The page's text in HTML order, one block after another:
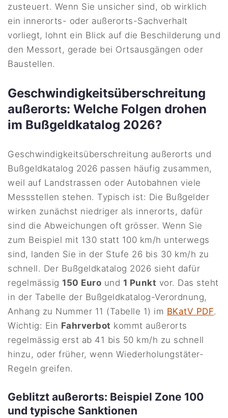
zusteuert. Wenn Sie unsicher sind, ob wirklich
ein innerorts- oder außerorts-Sachverhalt
vorliegt, lohnt ein Blick auf die Beschilderung und
den Messort, gerade bei Ortsausgängen oder
Baustellen.
Geschwindigkeitsüberschreitung
außerorts: Welche Folgen drohen
im Bußgeldkatalog 2026?
Geschwindigkeitsüberschreitung außerorts und
Bußgeldkatalog 2026 passen häufig zusammen,
weil auf Landstrassen oder Autobahnen viele
Messstellen stehen. Typisch ist: Die Bußgelder
wirken zunächst niedriger als innerorts, dafür
sind die Abweichungen oft grösser. Wenn Sie
zum Beispiel mit 130 statt 100 km/h unterwegs
sind, landen Sie in der Stufe 26 bis 30 km/h zu
schnell. Der Bußgeldkatalog 2026 sieht dafür
regelmässig150 Euro und 1 Punkt vor. Das steht
in der Tabelle der Bußgeldkatalog-Verordnung,
Anhang zu Nummer 11 (Tabelle 1) im BKatV PDF.
Wichtig: Ein Fahrverbot kommt außerorts
regelmässig erst ab 41 bis 50 km/h zu schnell
hinzu, oder früher, wenn Wiederholungstäter-
Regeln greifen.
Geblitzt außerorts: Beispiel Zone 100
und typische Sanktionen